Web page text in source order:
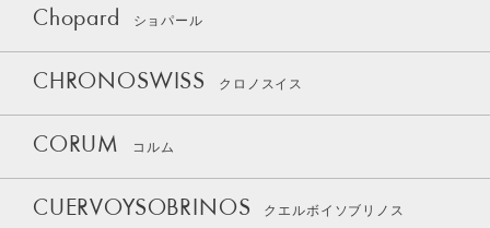
Chopard ショパール
CHRONOSWISS クロノスイス
CORUM コルム
CUERVOYSOBRINOS クエルボイソブリノス